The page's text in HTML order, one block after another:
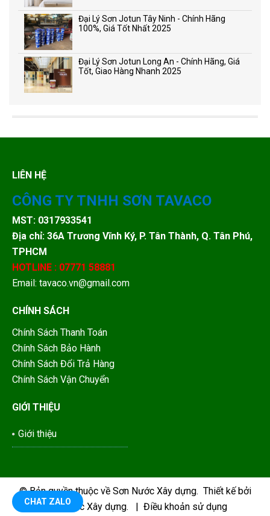
Đại Lý Sơn Jotun Tây Ninh - Chính Hãng
100%, Giá Tốt Nhất 2025
Đại Lý Sơn Jotun Long An - Chính Hãng, Giá
Tốt, Giao Hàng Nhanh 2025
LIÊN HỆ
CÔNG TY TNHH SƠN TAVACO
MST: 0317933541
Địa chỉ: 36A Trương Vĩnh Ký, P. Tân Thành, Q. Tân Phú,
TPHCM
HOTLINE : 07771 58881
Email: tavaco.vn@gmail.com
CHÍNH SÁCH
Chính Sách Thanh Toán
Chính Sách Bảo Hành
Chính Sách Đổi Trả Hàng
Chính Sách Vận Chuyển
GIỚI THIỆU
Giới thiệu
© Bản quyền thuộc về Sơn Nước Xây dựng. Thiết kế bởi
Sơn Nước Xây dựng.
| Điều khoản sử dụng
CHAT ZALO